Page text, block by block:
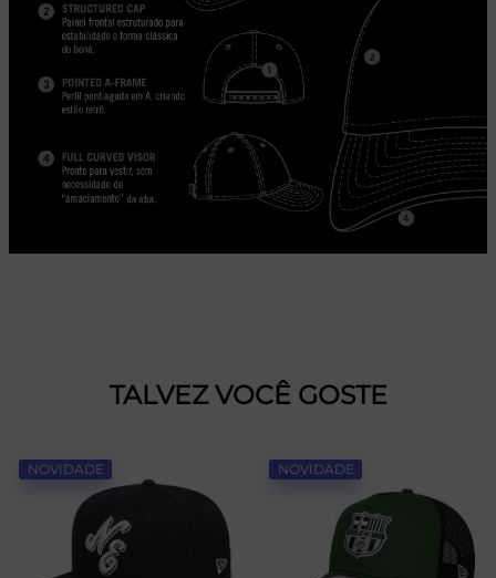
TALVEZ VOCÊ GOSTE
NOVIDADE NOVIDADE